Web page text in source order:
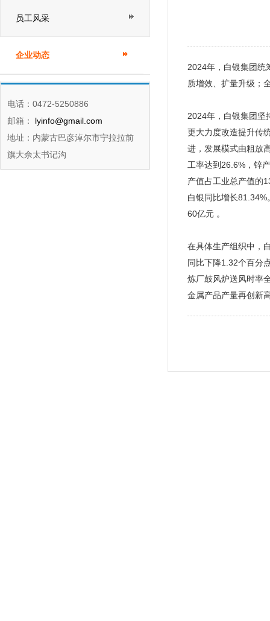
员工风采
企业动态
电话：0472-5250886
邮箱：
lyinfo@gmail.com
地址：内蒙古巴彦淖尔市宁拉拉前
旗大佘太书记沟
2024年，白银集团统
质增效、扩量升级；
2024年，白银集团坚
更大力度改造提升传
进，发展模式由粗放
工率达到26.6%，锌
产值占工业总产值的
白银同比增长81.34%
60亿元 。
在具体生产组织中，
同比下降1.32个百分
炼厂鼓风炉送风时率
金属产品产量再创新